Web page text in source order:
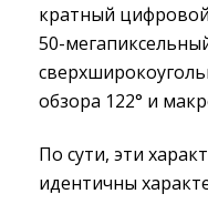
кратный
50-
обзора 122° и
По сути, эти
идентичны